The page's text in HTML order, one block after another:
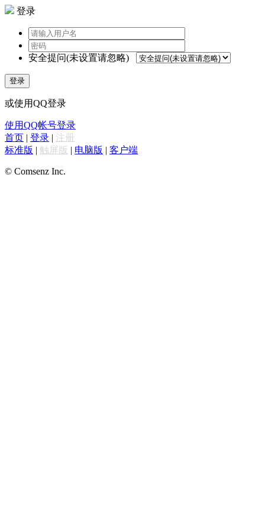
登录
安全提问(未设置请忽略)
登录
或使用QQ登录
使用QQ帐号登录
首页 | 登录 | 注册
标准版 | 触屏版 | 电脑版 | 客户端
© Comsenz Inc.